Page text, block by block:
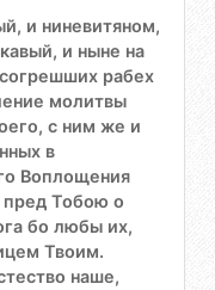
и ниневитяном,
и ныне на
рабех
молитвы
с ним же и
в
Воплощения
пред Тобою о
бо любы их,
Твоим.
наше,